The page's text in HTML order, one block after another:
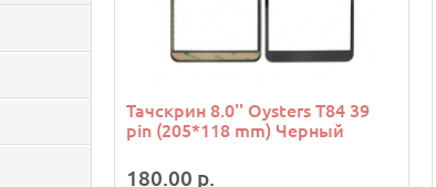
Тачскрин 8.0'' Oysters T84 39
pin (205*118 mm) Черный
180.00 р.